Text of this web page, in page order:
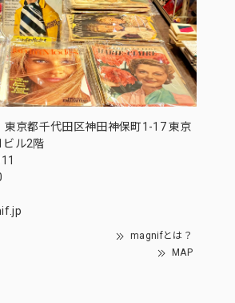
東京都千代田区神田神保町1-17 東京
ビル2階
magnifとは？
MAP